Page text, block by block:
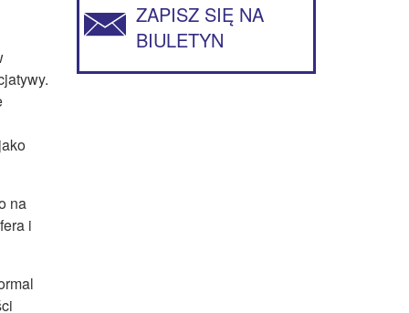
na
i
ZAPISZ SIĘ NA
BIULETYN